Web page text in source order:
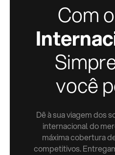
Com o
você
Dê à sua viagem dos
internacional do
máxima cobertura
competitivos.